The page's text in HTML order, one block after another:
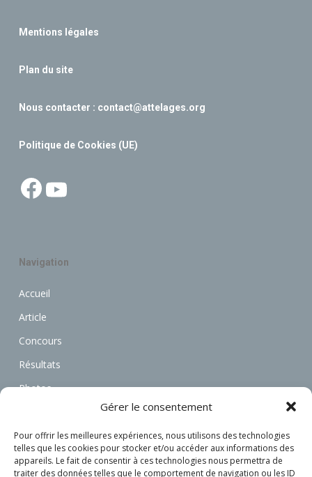
Gérer le consentement
Pour offrir les meilleures expériences, nous utilisons des technologies
telles que les cookies pour stocker et/ou accéder aux informations des
appareils. Le fait de consentir à ces technologies nous permettra de
traiter des données telles que le comportement de navigation ou les ID
Mentions légales
Plan du site
Nous contacter : contact@attelages.org
Politique de Cookies (UE)
Facebook
Navigation
Accueil
Article
Concours
Résultats
Photos
Annonces
Associations